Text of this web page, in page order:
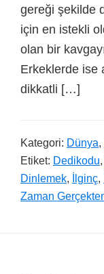
gereği şekilde
için en istekli
olan bir
Erkeklerde ise
dikkatli […]
Kategori: Dünya,
Etiket: Dedikodu,
Dinlemek, İlginç,
Zaman